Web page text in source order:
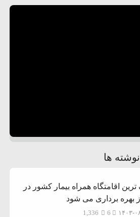
ها
اقامتگاه همراه بیمار کشور در
بهره برداری می شود
۰۸-۰۹ 1,336